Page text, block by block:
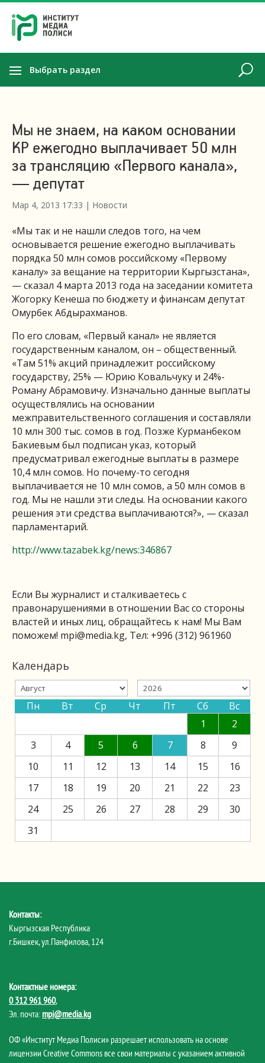
Выбрать раздел
Мы не знаем, на каком основании
КР ежегодно выплачивает 50 млн
за трансляцию «Первого канала»,
— депутат
Мар 4, 2013 17:33 | Новости
«Мы так и не нашли следов того, на чем
основывается решение ежегодно выплачивать
порядка 50 млн сомов российскому «Первому
каналу» за вещание на территории Кыргызстана»,
— сказал 4 марта 2013 года на заседании комитета
Жогорку Кенеша по бюджету и финансам депутат
Омурбек Абдырахманов.
По его словам, «Первый канал» не является
государственным каналом, он – общественный.
«Там 51% акций принадлежит российскому
государству, 25% — Юрию Ковальчуку и 24%-
Роману Абрамовичу. Изначально данные выплаты
осуществлялись на основании
межправительственного соглашения и составляли
10 млн 300 тыс. сомов в год. Позже Курманбеком
Бакиевым был подписан указ, который
предусматривал ежегодные выплаты в размере
10,4 млн сомов. Но почему-то сегодня
выплачивается не 10 млн сомов, а 50 млн сомов в
год. Мы не нашли эти следы. На основании какого
решения эти средства выплачиваются?», — сказал
парламентарий.
http://www.tazabek.kg/news:346867
Если Вы журналист и сталкиваетесь с
правонарушениями в отношении Вас со стороны
властей и иных лиц, обращайтесь к нам! Мы Вам
поможем! mpi@media.kg, Тел: +996 (312) 961960
Календарь
Пн Вт Ср Чт Пт Сб
Вс
1
2
3
4 5 6 7 8
9
10
11 12 13 14 15
16
17
18 19 20 21 22
23
24
25 26 27 28 29
30
31
Контакты:
Кыргызская Республика
г.Бишкек, ул.Панфилова, 124
Контактные номера:
0 312 961 960,
Эл. почта: mpi@media.kg
ОФ «Институт Медиа Полиси» разрешает использовать на основе
лицензии Creative Commons все свои материалы с указанием активной